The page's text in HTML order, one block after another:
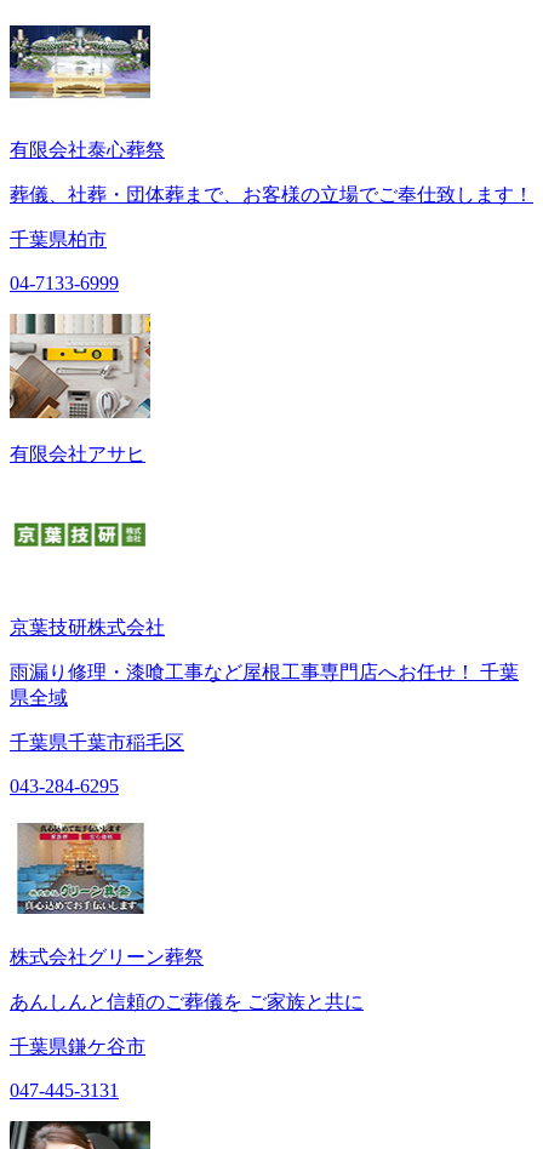
有限会社泰心葬祭
葬儀、社葬・団体葬まで、お客様の立場でご奉仕致します！
千葉県柏市
04-7133-6999
有限会社アサヒ
京葉技研株式会社
雨漏り修理・漆喰工事など屋根工事専門店へお任せ！ 千葉
県全域
千葉県千葉市稲毛区
043-284-6295
株式会社グリーン葬祭
あんしんと信頼のご葬儀を ご家族と共に
千葉県鎌ケ谷市
047-445-3131